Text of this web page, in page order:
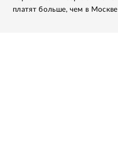
платят больше, чем в Москве